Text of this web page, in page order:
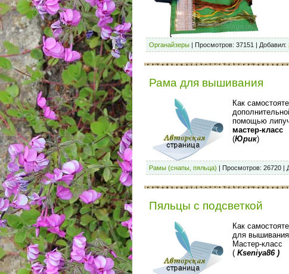
Органайзеры | Просмотров: 37151 | Добавил:
Рама для вышивания
Как
помощью
мастер-класс
(Юрик)
Рамы (снапы, пяльца) | Просмотров: 26720 |
Пяльцы с подсветкой
Как
для
Мастер-класс
( Kseniya86 )